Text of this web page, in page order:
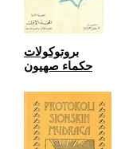
بروتوكولات
حكماء صهيون